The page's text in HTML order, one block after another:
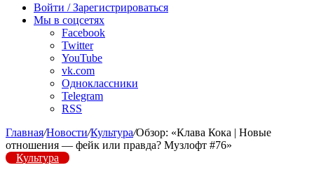
радио
Войти / Зарегистрироваться
Мы в соцсетях
Facebook
Twitter
YouTube
vk.com
Одноклассники
Telegram
RSS
Главная/Новости/Культура/Обзор: «Клава Кока | Новые
отношения — фейк или правда? Музлофт #76»
Культура